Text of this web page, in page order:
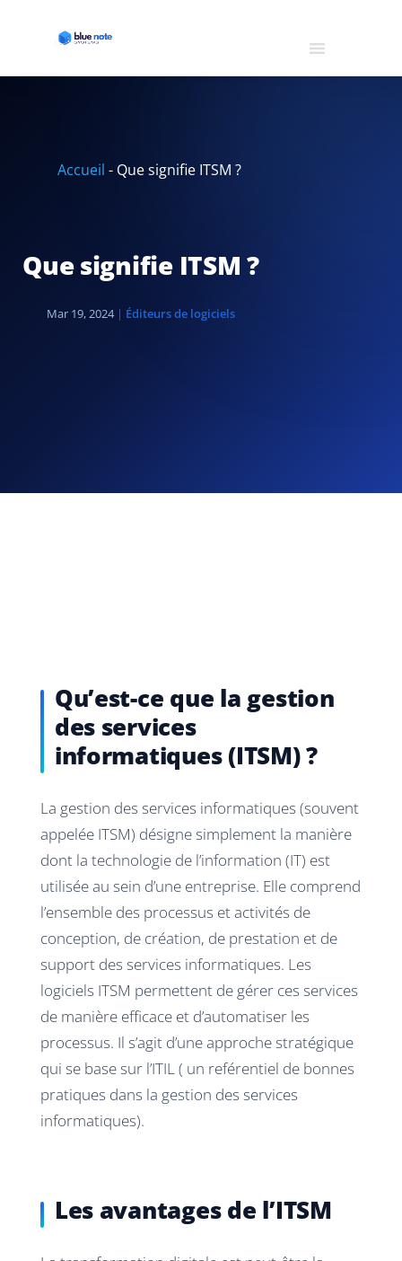
Accueil - Que signifie ITSM ?
Que signifie ITSM ?
Mar 19, 2024| Éditeurs de logiciels
Qu’est-ce que la gestion
des services
informatiques (ITSM) ?
La gestion des services informatiques (souvent
appelée ITSM) désigne simplement la manière
dont la technologie de l’information (IT) est
utilisée au sein d’une entreprise. Elle comprend
l’ensemble des processus et activités de
conception, de création, de prestation et de
support des services informatiques. Les
logiciels ITSM permettent de gérer ces services
de manière efficace et d’automatiser les
processus. Il s’agit d’une approche stratégique
qui se base sur l’ITIL ( un reférentiel de bonnes
pratiques dans la gestion des services
informatiques).
Les avantages de l’ITSM